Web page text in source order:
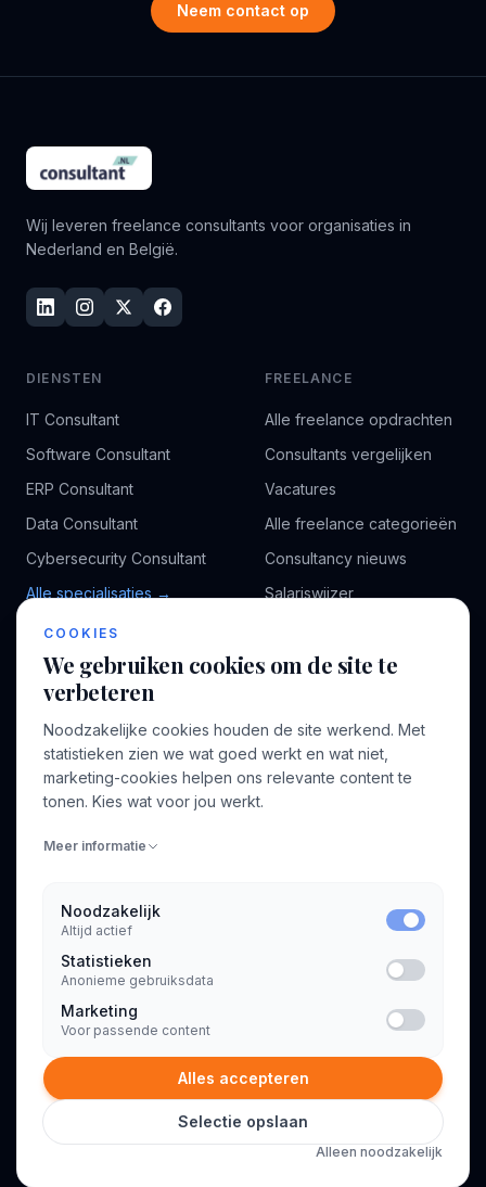
Neem contact op
Wij leveren freelance consultants voor organisaties in
Nederland en België.
DIENSTEN
IT Consultant
Software Consultant
ERP Consultant
Data Consultant
Cybersecurity Consultant
Alle specialisaties →
FREELANCE
Alle freelance opdrachten
Consultants vergelijken
Vacatures
Alle freelance categorieën
Consultancy nieuws
Salariswijzer
BEDRIJF
Over ons
Voor opdrachtgevers
Profiel aanmaken
INFORMATIE
Algemene voorwaarden
Privacyverklaring
© 2026 Consultant.nl. Alle rechten voorbehouden.
COOKIES
We gebruiken cookies om de site te
verbeteren
Noodzakelijke cookies houden de site werkend. Met
statistieken zien we wat goed werkt en wat niet,
marketing-cookies helpen ons relevante content te
tonen. Kies wat voor jou werkt.
Meer informatie
Noodzakelijk
Altijd actief
Statistieken
Anonieme gebruiksdata
Marketing
Voor passende content
Alles accepteren
Selectie opslaan
Alleen noodzakelijk